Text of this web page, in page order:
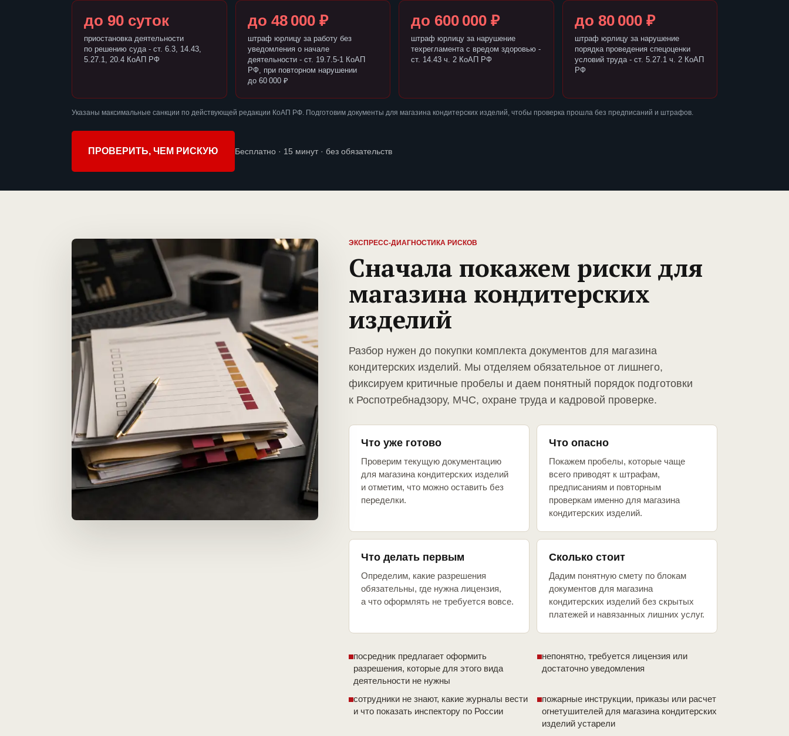
до 90 суток
приостановка деятельности
по решению суда - ст. 6.3, 14.43,
5.27.1, 20.4 КоАП РФ
до 48 000 ₽
штраф юрлицу за работу без
уведомления о начале
деятельности - ст. 19.7.5-1 КоАП
РФ, при повторном нарушении
до 60 000 ₽
до 600 000 ₽
штраф юрлицу за нарушение
техрегламента с вредом здоровью -
ст. 14.43 ч. 2 КоАП РФ
до 80 000 ₽
штраф юрлицу за нарушение
порядка проведения спецоценки
условий труда - ст. 5.27.1 ч. 2 КоАП
РФ
Указаны максимальные санкции по действующей редакции КоАП РФ. Подготовим документы для магазина кондитерских изделий, чтобы проверка прошла без предписаний и штрафов.
ПРОВЕРИТЬ, ЧЕМ РИСКУЮ Бесплатно · 15 минут · без обязательств
ЭКСПРЕСС-ДИАГНОСТИКА РИСКОВ
Сначала покажем риски для
магазина кондитерских
изделий
Разбор нужен до покупки комплекта документов для магазина
кондитерских изделий. Мы отделяем обязательное от лишнего,
фиксируем критичные пробелы и даем понятный порядок подготовки
к Роспотребнадзору, МЧС, охране труда и кадровой проверке.
Что уже готово
Проверим текущую документацию
для магазина кондитерских изделий
и отметим, что можно оставить без
переделки.
Что опасно
Покажем пробелы, которые чаще
всего приводят к штрафам,
предписаниям и повторным
проверкам именно для магазина
кондитерских изделий.
Что делать первым
Определим, какие разрешения
обязательны, где нужна лицензия,
а что оформлять не требуется вовсе.
Сколько стоит
Дадим понятную смету по блокам
документов для магазина
кондитерских изделий без скрытых
платежей и навязанных лишних услуг.
посредник предлагает оформить
разрешения, которые для этого вида
деятельности не нужны
непонятно, требуется лицензия или
достаточно уведомления
сотрудники не знают, какие журналы вести
и что показать инспектору по России
пожарные инструкции, приказы или расчет
огнетушителей для магазина кондитерских
изделий устарели